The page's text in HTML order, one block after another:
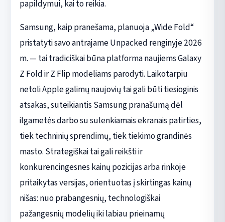
papildymui, kai to reikia.
Samsung, kaip pranešama, planuoja „Wide Fold“
pristatyti savo antrajame Unpacked renginyje 2026
m. — tai tradiciškai būna platforma naujiems Galaxy
Z Fold ir Z Flip modeliams parodyti. Laikotarpiu
netoli Apple galimų naujovių tai gali būti tiesioginis
atsakas, suteikiantis Samsung pranašumą dėl
ilgametės darbo su sulenkiamais ekranais patirties,
tiek techninių sprendimų, tiek tiekimo grandinės
masto. Strategiškai tai gali reikšti ir
konkurencingesnes kainų pozicijas arba rinkoje
pritaikytas versijas, orientuotas į skirtingas kainų
nišas: nuo prabangesnių, technologiškai
pažangesnių modelių iki labiau prieinamų